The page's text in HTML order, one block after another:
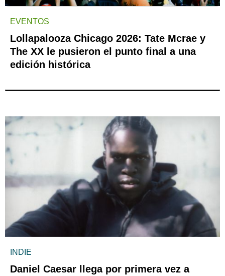
EVENTOS
Lollapalooza Chicago 2026: Tate Mcrae y
The XX le pusieron el punto final a una
edición histórica
INDIE
Daniel Caesar llega por primera vez a